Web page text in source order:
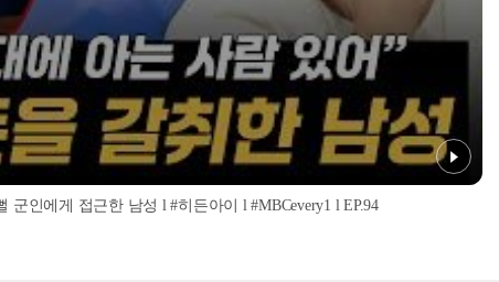
인에게 접근한 남성 l #히든아이 l #MBCevery1 l EP.94